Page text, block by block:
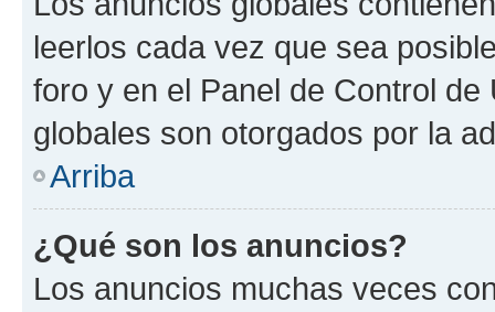
leerlos cada vez que sea
foro y en el Panel de Control
globales son otorgados por la
Arriba
¿Qué son los anuncios?
Los anuncios muchas veces